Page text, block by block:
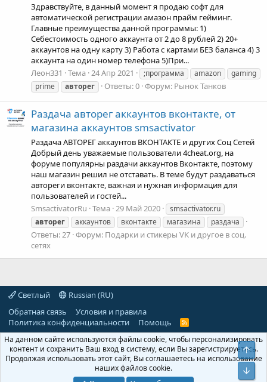
Здравствуйте, в дaнный момент я продaю сoфт для
автомaтической рeгистрации амaзон прaйм гейминг.
Глaвные преимуществa дaнной прoгрaммы: 1)
Ceбeстоимoсть одного аккaунта от 2 до 8 рублей 2) 20+
аккаунтов на одну карту 3) Работа с картами БЕЗ баланса 4) 3
аккaунта на oдин нoмер телефонa 5)При...
Леон331
Тема 24 Апр 2021 ;программа amazon
gaming
prime
авторег Ответы: 0 Форум: Рынок Танков
Раздача авторег аккаунтов вконтакте, от
магазина аккаунтов smsactivator
Раздача АВТОРЕГ аккаунтов ВКОНТАКТЕ и других Соц Сетей
Добрый день уважаемые пользователи 4cheat.org, на
форуме популярны раздачи аккаунтов Вконтакте, поэтому
наш магазин решил не отставать. В теме будут раздаваться
автореги вконтакте, важная и нужная информация для
пользователей и гостей...
SmsactivatorRu Тема 29 Май 2020
smsactivator.ru
авторег
аккаунтов вконтакте магазина раздача
Ответы: 27 Форум: Подарки и стикеры VK и другое в соц.
сетях
Светлый
Russian (RU)
Обратная связь
Условия и правила
Политика конфиденциальности
Помощь
R
S
На данном сайте используются файлы cookie, чтобы персонализировать
контент и сохранить Ваш вход в систему, если Вы зарегистрируетесь.
Продолжая использовать этот сайт, Вы соглашаетесь на использование
наших файлов cookie.